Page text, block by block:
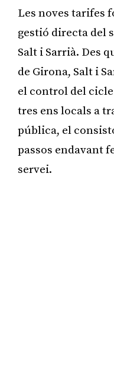
Les noves tarifes
gestió directa del
Salt i Sarrià. Des
de Girona, Salt i
el control del cicle
tres ens locals a
pública, el
passos endavant
servei.